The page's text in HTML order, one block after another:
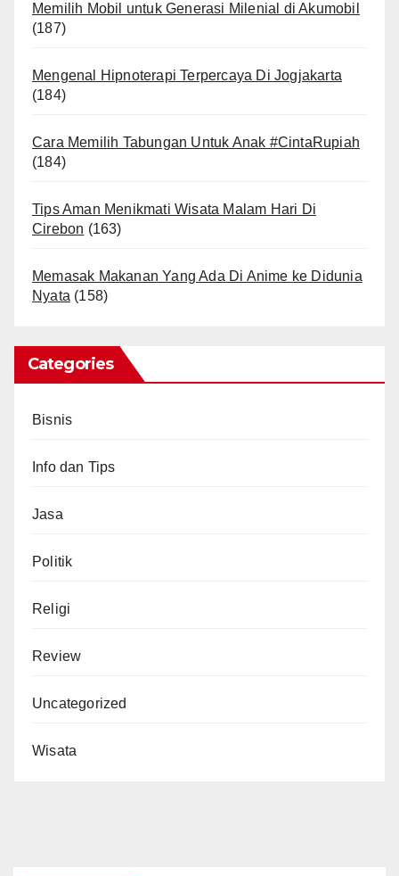
Memilih Mobil untuk Generasi Milenial di Akumobil
(187)
Mengenal Hipnoterapi Terpercaya Di Jogjakarta
(184)
Cara Memilih Tabungan Untuk Anak #CintaRupiah
(184)
Tips Aman Menikmati Wisata Malam Hari Di
Cirebon (163)
Memasak Makanan Yang Ada Di Anime ke Didunia
Nyata (158)
Categories
Bisnis
Info dan Tips
Jasa
Politik
Religi
Review
Uncategorized
Wisata